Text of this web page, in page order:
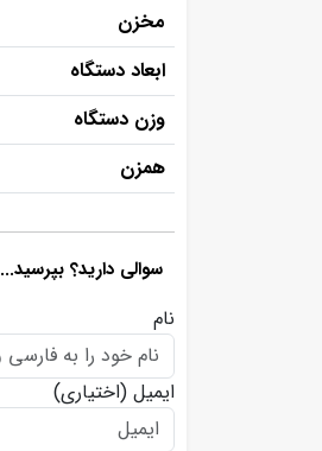
مخزن
ابعاد دستگاه
وزن دستگاه
همزن
سوالی دارید؟ بپرسید...
نام
ایمیل (اختیاری)